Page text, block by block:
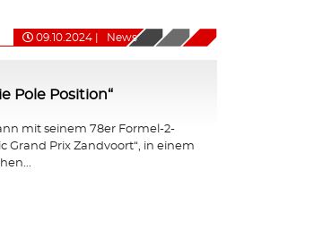
09.10.2024 News
Pole Position“
mit seinem 78er Formel-2-
Grand Prix Zandvoort“, in einem